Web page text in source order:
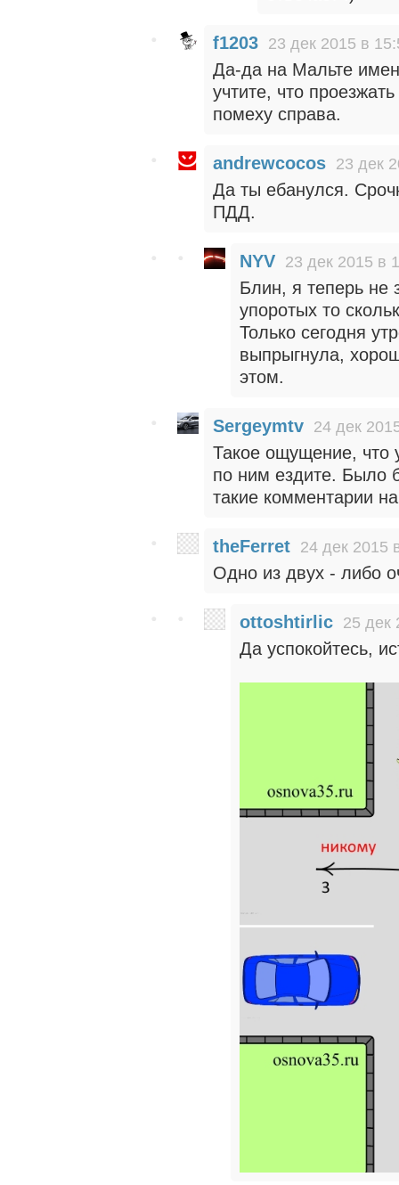
f1203 23 дек 2015 в
Да-да на Мальте
учтите, что
помеху справа.
andrewcocos 23 дек
Да ты ебанулся.
ПДД.
NYV 23 дек 2015 в
Блин, я теперь не
упоротых то
Только сегодня
выпрыгнула,
этом.
Sergeymtv 24 дек
Такое ощущение, что
по ним ездите. Было
такие комментарии
theFerret 24 дек 2015
Одно из двух - либо
ottoshtirlic 25 дек
Да успокойтесь,